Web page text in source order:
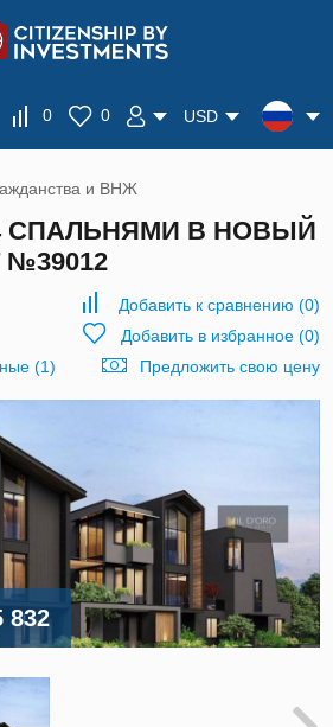
0 0 USD
и ВНЖ
СПАЛЬНЯМИ В НОВЫЙ
№39012
Добавить к сравнению (0)
Добавить в избранное(0)
(1)
Предложить свою цену
832